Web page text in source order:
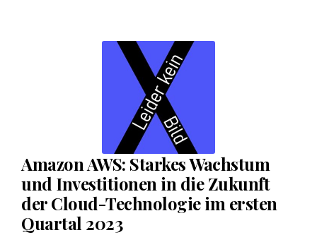
Amazon AWS: Starkes Wachstum
und Investitionen in die Zukunft
der Cloud-Technologie im ersten
Quartal 2023